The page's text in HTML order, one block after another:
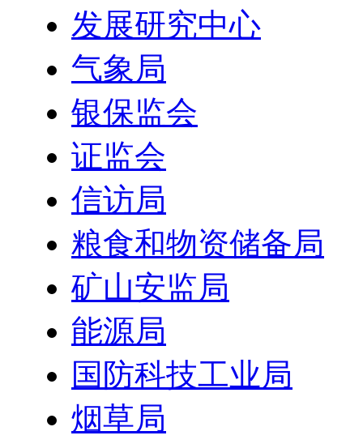
发展研究中心
气象局
银保监会
证监会
信访局
粮食和物资储备局
矿山安监局
能源局
国防科技工业局
烟草局